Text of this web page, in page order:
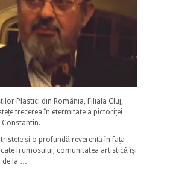
Plastici din România, Filiala Cluj,
trecerea în etermitate a pictoriței
Constantin.
și o profundă reverență în fața
frumosului, comunitatea artistică își
de la …